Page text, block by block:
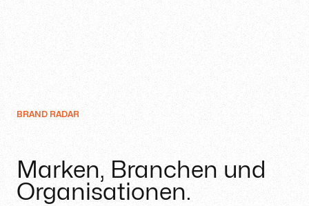
BRAND RADAR
Marken, Branchen und
Organisationen.